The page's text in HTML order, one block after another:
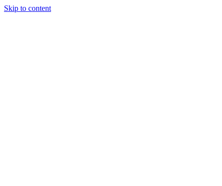
Skip to content